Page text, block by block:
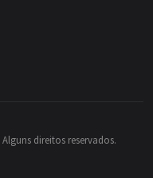
Alguns direitos reservados.